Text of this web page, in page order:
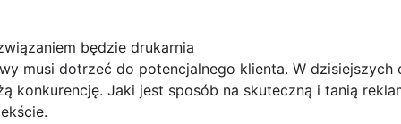
będzie drukarnia
musi dotrzeć do potencjalnego klienta. W
konkurencję. Jaki jest sposób na skuteczną i tanią